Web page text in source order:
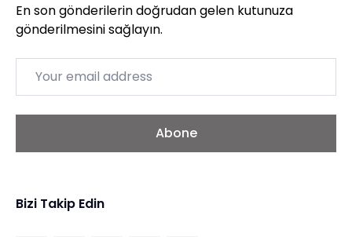
En son gönderilerin doğrudan gelen kutunuza
gönderilmesini sağlayın.
Email
Abone
Bizi Takip Edin